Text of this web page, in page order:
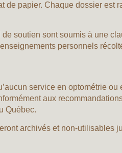
de papier. Chaque dossier est
soutien sont soumis à une
personnels
service en optométrie ou
aux
Québec.
archivés et non-utilisables